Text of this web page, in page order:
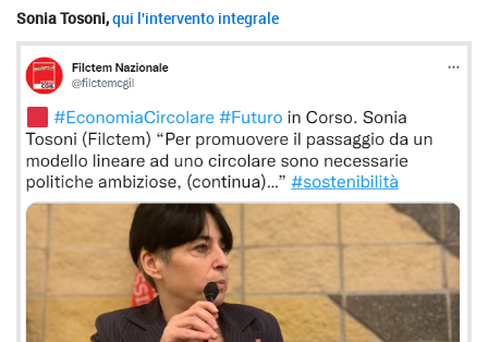
Sonia Tosoni,qui l'intervento integrale